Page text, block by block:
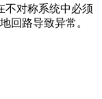
不对称系统中必须
回路导致异常。